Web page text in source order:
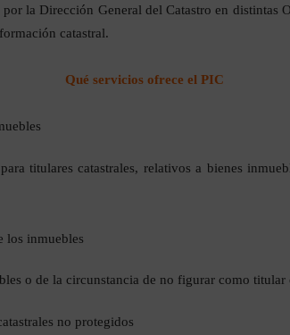
la Dirección General del Catastro en distintas
catastral.
Qué servicios ofrece el PIC
titulares catastrales, relativos a bienes
los inmuebles
o de la circunstancia de no figurar como
no protegidos